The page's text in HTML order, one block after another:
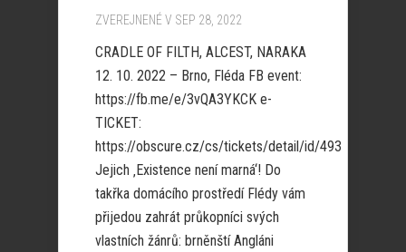
ZVEREJNENÉ V SEP 28, 2022
CRADLE OF FILTH, ALCEST, NARAKA
12. 10. 2022 – Brno, Fléda FB event:
https://fb.me/e/3vQA3YKCK e-
TICKET:
https://obscure.cz/cs/tickets/detail/id/493
Jejich ‚Existence není marná‘! Do
takřka domácího prostředí Flédy vám
přijedou zahrát průkopníci svých
vlastních žánrů: brněnští Angláni